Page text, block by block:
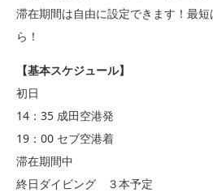
滞在期間は自由に設定できます！最
ら！
【基本スケジュール】
初日
14：35 成田空港発
19：00 セブ空港着
滞在期間中
終日ダイビング ３本予定